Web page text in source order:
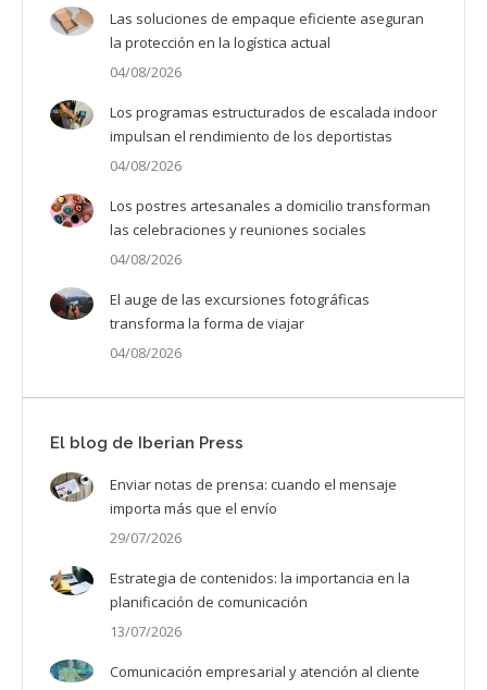
Las soluciones de empaque eficiente aseguran
la protección en la logística actual
04/08/2026
Los programas estructurados de escalada indoor
impulsan el rendimiento de los deportistas
04/08/2026
Los postres artesanales a domicilio transforman
las celebraciones y reuniones sociales
04/08/2026
El auge de las excursiones fotográficas
transforma la forma de viajar
04/08/2026
El blog de Iberian Press
Enviar notas de prensa: cuando el mensaje
importa más que el envío
29/07/2026
Estrategia de contenidos: la importancia en la
planificación de comunicación
13/07/2026
Comunicación empresarial y atención al cliente